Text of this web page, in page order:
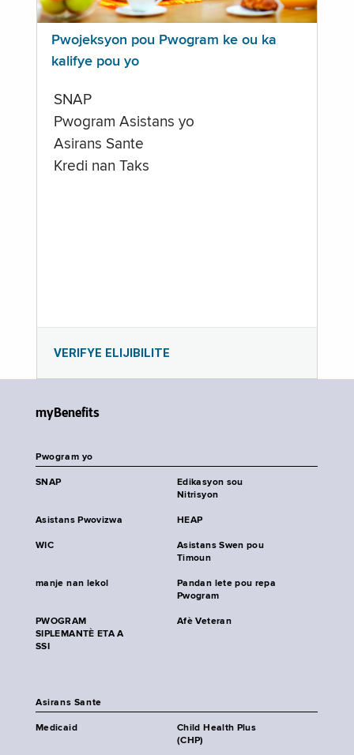
Pwojeksyon pou Pwogram ke ou ka
kalifye pou yo
SNAP
Pwogram Asistans yo
Asirans Sante
Kredi nan Taks
VERIFYE ELIJIBILITE
myBenefits
Pwogram yo
SNAP
Edikasyon sou
Nitrisyon
Asistans Pwovizwa HEAP
WIC
Asistans Swen pou
Timoun
manje nan lekol
Pandan lete pou repa
Pwogram
PWOGRAM
SIPLEMANTÈ ETA A
SSI
Afè Veteran
Asirans Sante
Medicaid
Child Health Plus
(CHP)